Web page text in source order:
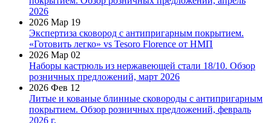
2026
2026 Мар 19
Экспертиза сковород с антипригарным покрытием.
«Готовить легко» vs Tesoro Florence от НМП
2026 Мар 02
Наборы кастрюль из нержавеющей стали 18/10. Обзор
розничных предложений, март 2026
2026 Фев 12
Литые и кованые блинные сковороды с антипригарным
покрытием. Обзор розничных предложений, февраль
2026 г.